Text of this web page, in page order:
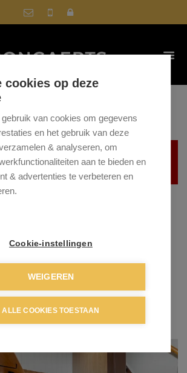
dit pand is verkocht
cookies op deze
van cookies om gegevens
en het gebruik van deze
& analyseren, om
aan te bieden en
& advertenties te verbeteren en
Cookie-instellingen
WEIGEREN
ALLE COOKIES TOESTAAN